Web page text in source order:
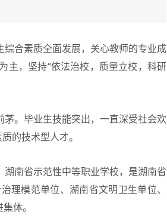
合素质全面发展，关心教师的专业成
主，坚持“依法治校，质量立校，科研
。毕业生技能突出，一直深受社会欢
的技术型人才。
南省示范性中等职业学校，是湖南省
理模范单位、湖南省文明卫生单位、
体。